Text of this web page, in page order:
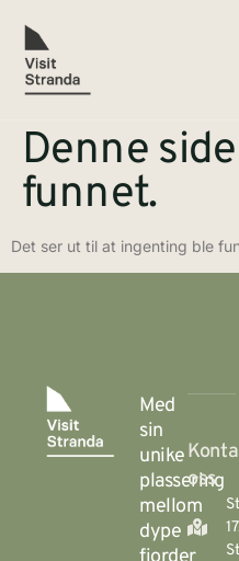
Denne
funnet.
Det ser ut til at ingenting ble
Med
sin
unike
plassering
mellom
dype
oss